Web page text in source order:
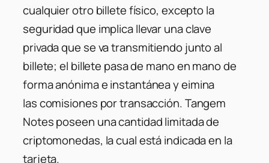
cualquier otro billete físico, excepto la
seguridad que implica llevar una clave
privada que se va transmitiendo junto al
billete; el billete pasa de mano en mano de
forma anónima e instantánea y eimina
las comisiones por transacción. Tangem
Notes poseen una cantidad limitada de
criptomonedas, la cual está indicada en la
tarjeta.